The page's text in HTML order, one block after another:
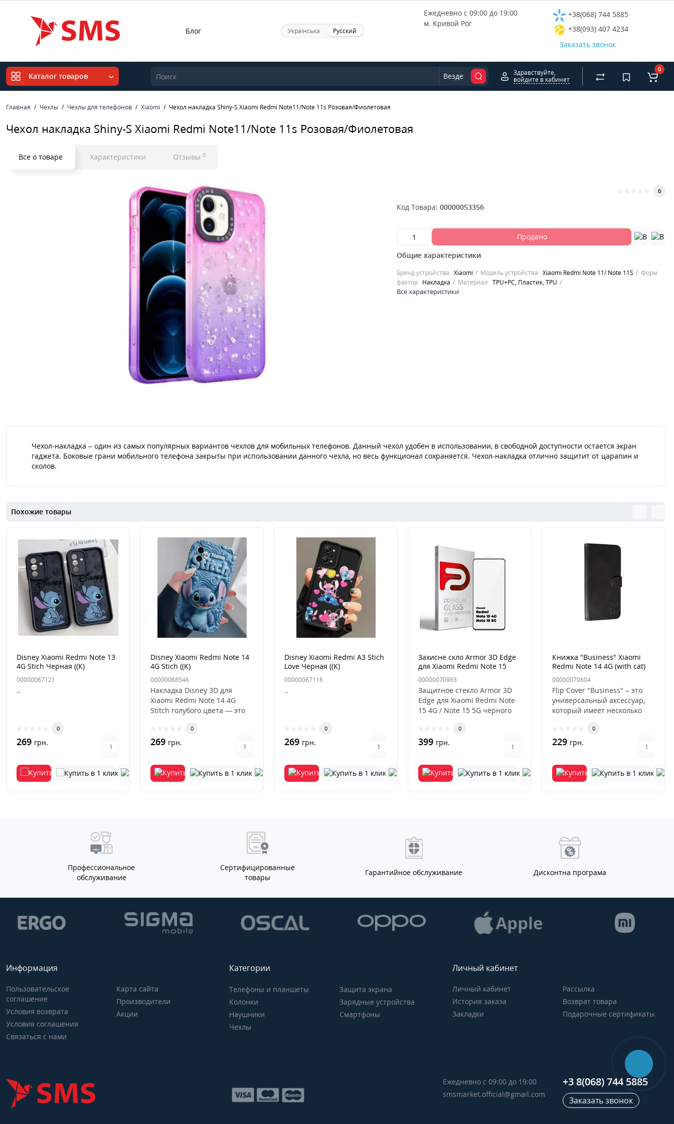
Блог Українська Русский
Ежедневно с 09:00 до 19:00
м. Кривой Рог
+38(068) 744 5885
+38(093) 407 4234
Заказать звонок
Каталог товаров Везде
Здравствуйте,
войдите в кабинет
0
Главная Чехлы Чехлы для телефонов Xiaomi Чехол накладка Shiny-S Xiaomi Redmi Note11/Note 11s Розовая/Фиолетовая
Чехол накладка Shiny-S Xiaomi Redmi Note11/Note 11s Розовая/Фиолетовая
Все о товаре Характеристики Отзывы 0
0
Код Товара: 00000053356
Продано
Общие характеристики
Бренд устройства Xiaomi Модель устройства Xiaomi Redmi Note 11/ Note 11S
Форм
фактор
Накладка Материал TPU+PC, Пластик, TPU
Все характеристики
Чехол-накладка – один из самых популярных вариантов чехлов для мобильных телефонов. Данный чехол удобен в использовании, в свободной доступности остается экран
гаджета. Боковые грани мобильного телефона закрыты при использовании данного чехла, но весь функционал сохраняется. Чехол-накладка отлично защитит от царапин и
сколов.
Похожие товары
Disney Xiaomi Redmi Note 13
4G Stich Черная ((K)
00000067121
..
0
269 грн.
Disney Xiaomi Redmi Note 14
4G Stich ((K)
00000068546
Накладка Disney 3D для
Xiaomi Redmi Note 14 4G
Stitch голубого цвета — это
0
269 грн.
Disney Xiaomi Redmi A3 Stich
Love Черная ((K)
00000067116
..
0
269 грн.
Захисне скло Armor 3D Edge
для Xiaomi Redmi Note 15
4G/Note15 5G Чёрный
00000070983
Защитное стекло Armor 3D
Edge для Xiaomi Redmi Note
15 4G / Note 15 5G чёрного
0
399 грн.
Книжка "Business" Xiaomi
Redmi Note 14 4G (with cat)
00000070604
Flip Cover "Business" – это
универсальный аксессуар,
который имеет несколько
0
229 грн.
Профессиональное
обслуживание
Сертифицированные
товары
Гарантийное обслуживание Дисконтна програма
Информация
Пользовательское
соглашение
Условия возврата
Условия соглашения
Связаться с нами
Карта сайта
Производители
Акции
Категории
Телефоны и планшеты
Колонки
Наушники
Чехлы
Защита экрана
Зарядные устройства
Смартфоны
Личный кабинет
Личный кабинет
История заказа
Закладки
Рассылка
Возврат товара
Подарочные сертификаты
Ежедневно с 09:00 до 19:00
smsmarket.official@gmail.com
+3 8(068) 744 5885
Заказать звонок